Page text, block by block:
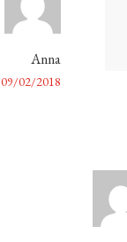
Anna
09/02/2018